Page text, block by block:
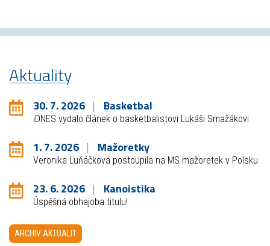
Aktuality
30. 7. 2026 Basketbal
iDNES vydalo článek o basketbalistovi Lukáši Smažákovi
1. 7. 2026 Mažoretky
Veronika Luňáčková postoupila na MS mažoretek v Polsku
23. 6. 2026 Kanoistika
Úspěšná obhajoba titulu!
ARCHIV AKTUALIT